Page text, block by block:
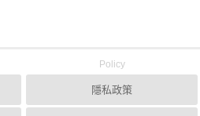
Policy
隱私政策